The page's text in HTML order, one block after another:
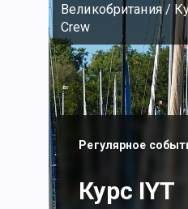
Великобритания/
Crew
Регулярное
Курс IYT